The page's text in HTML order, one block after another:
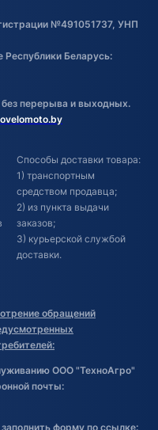
№491051737, УНП
Республики Беларусь:
перерыва и выходных.
Способы доставки товара:
1) транспортным
средством продавца;
2) из пункта выдачи
заказов;
3) курьерской службой
доставки.
обращений
ООО "ТехноАгро"
почты:
форму по ссылке: